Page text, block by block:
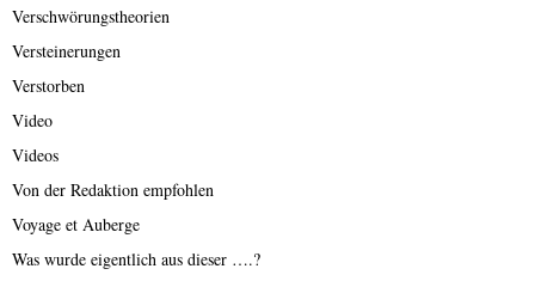
Verschwörungstheorien
Versteinerungen
Verstorben
Video
Videos
Von der Redaktion empfohlen
Voyage et Auberge
Was wurde eigentlich aus dieser ….?